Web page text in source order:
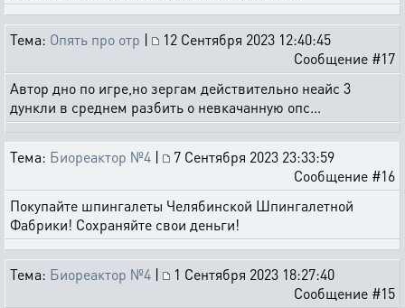
Тема: Опять про отр |
12 Сентября 2023 12:40:45
Сообщение #17
Автор дно по игре,но зергам действительно неайс 3
дункли в среднем разбить о невкачанную опс...
Тема: Биореактор №4 |
7 Сентября 2023 23:33:59
Сообщение #16
Покупайте шпингалеты Челябинской Шпингалетной
Фабрики! Сохраняйте свои деньги!
Тема: Биореактор №4 |
1 Сентября 2023 18:27:40
Сообщение #15